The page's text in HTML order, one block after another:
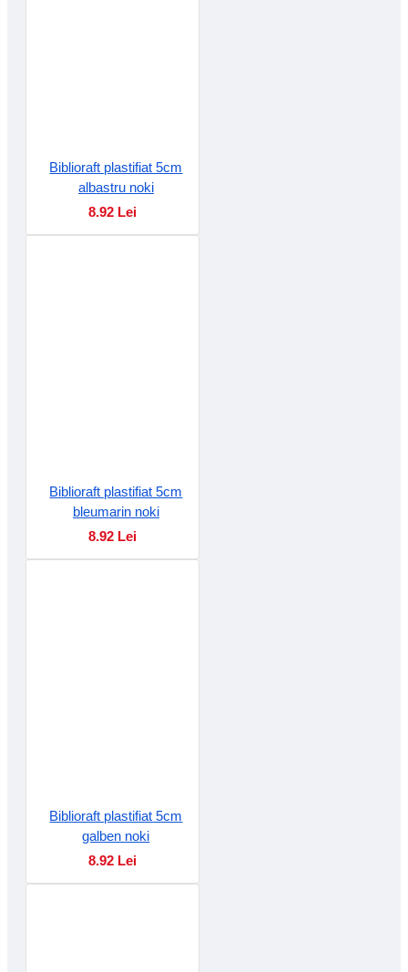
Biblioraft plastifiat 5cm
albastru noki
8.92 Lei
Biblioraft plastifiat 5cm
bleumarin noki
8.92 Lei
Biblioraft plastifiat 5cm
galben noki
8.92 Lei